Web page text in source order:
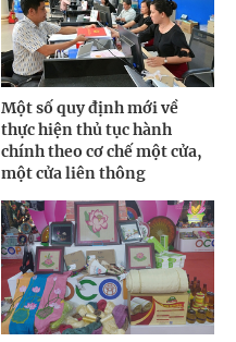
Một số quy định mới về
thực hiện thủ tục hành
chính theo cơ chế một cửa,
một cửa liên thông